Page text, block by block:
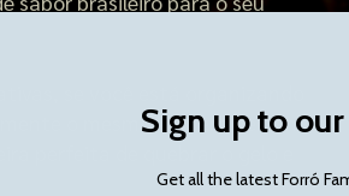
se você está organizando
o mesmo número de homens
perfeita de quebrar o gelo e